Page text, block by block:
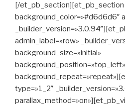
[/et_pb_section][et_pb_section
background_color=»#d6d6d6″
admin_label=»row»
background_size=»initial»
background_position=»top_left»
type=»1_2″